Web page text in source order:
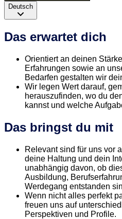
Deutsch
Das erwartet dich
Orientiert an deinen
Erfahrungen sowie an
Bedarfen gestalten wir
Wir legen Wert darauf,
herauszufinden, wo du
kannst und welche
Das bringst du mit
Relevant sind für uns vor
deine Haltung und dein
unabhängig davon, ob
Ausbildung,
Werdegang entstanden
Wenn nicht alles perfekt
freuen uns auf
Perspektiven und Profile.